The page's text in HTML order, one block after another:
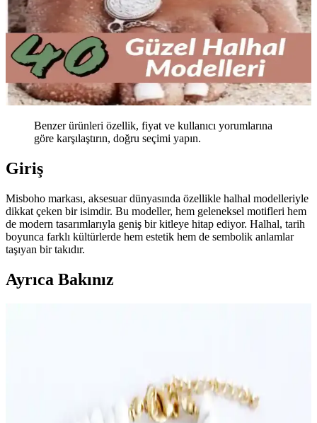
Benzer ürünleri özellik, fiyat ve kullanıcı yorumlarına
göre karşılaştırın, doğru seçimi yapın.
Giriş
Misboho markası, aksesuar dünyasında özellikle halhal modelleriyle
dikkat çeken bir isimdir. Bu modeller, hem geleneksel motifleri hem
de modern tasarımlarıyla geniş bir kitleye hitap ediyor. Halhal, tarih
boyunca farklı kültürlerde hem estetik hem de sembolik anlamlar
taşıyan bir takıdır.
Ayrıca Bakınız
tasarımlarla öne çıkar. Gümüş ve altın kaplama seçenekleriyle
dayanıklı ve şık, günlük ve özel kullanım için ideal. Takı trendlerini